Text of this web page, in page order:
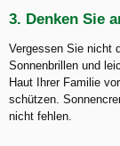
3. Denken Sie
Vergessen Sie nicht
Sonnenbrillen und
Haut Ihrer Familie
schützen.
nicht fehlen.